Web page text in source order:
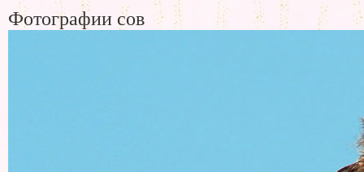
Фотографии сов